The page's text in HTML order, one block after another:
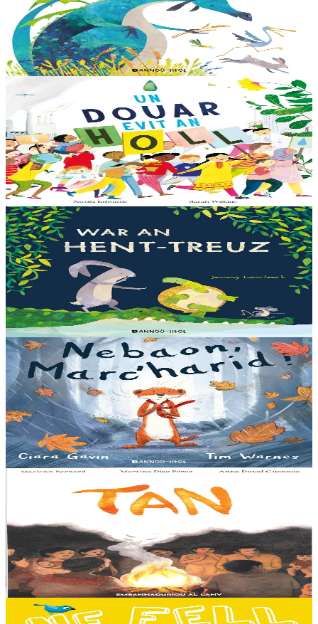
Dreistordinal eo ti nevez Eflammez. Bleunioù zo, geot flour hag
amezeien plijus-tre. Sur eo ?... - N’out ket evit chom amañ ! a huch
al loened all dezhi. Ha...
Er stok13,00 €
Bannoù-heol
Un douar evit an holl
Bras-divent eo hor planedenn ha kaer-meurbet ivez, met ezhomm he
deus ouzhin hag ouzhit. Reiñ da gompren gwelloc’h efedoù Mab-
den war hor planedenn a ra al levr kaer-mañ....
Er stok13,00 €
3 bloaz hag ouzhpenn
Bannoù-heol
War an hent-treuz
Piv a oar peseurt loened a c’haller gwelet er paludoù pa vez an noz
o serriñ ?... N’eus krokodil ebet avat. Peursur eo Logodennig. N’eo
ket ken sur he mignoned...
Er stok13,00 €
3 bloaz hag ouzhpenn
Bannoù-heol
Nebaon, Marc'harid !
An avel, ar glav... Ne blij ket tamm enet da Varc'harid Koant...
Spontet-mik e vez bewech zoken. Daoust ha Lagadeg, he mignonez
nevez, a zeuio a-benn da lakaat...
Er stok13,00 €
8 vloaz hag ouzhpenn
E penn uhelañ an torgennoù glas, lec'h ma vez goloet ar menezioù
gant latar ar beurevezhioù disafar, eo kludet ar gêriadennig vaya
anvet Sakamch'en. En tu all...
Er stok11,00 €
3 bloaz hag ouzhpenn
Bannoù-heol